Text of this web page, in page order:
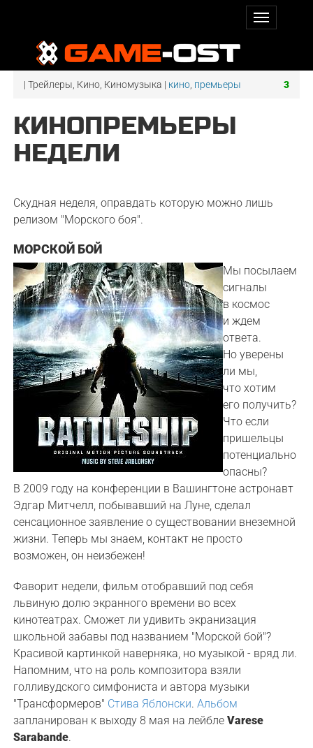
3
| Трейлеры, Кино, Киномузыка | кино премьеры
КИНОПРЕМЬЕРЫ
НЕДЕЛИ
Скудная неделя, оправдать которую можно лишь
релизом "Морского боя".
МОРСКОЙ БОЙ
Мы посылаем
сигналы
в космос
и ждем
ответа.
Но уверены
ли мы,
что хотим
его получить?
Что если
пришельцы
потенциально
опасны?
В 2009 году на конференции в Вашингтоне астронавт
Эдгар Митчелл, побывавший на Луне, сделал
сенсационное заявление о существовании внеземной
жизни. Теперь мы знаем, контакт не просто
возможен, он неизбежен!
Фаворит недели, фильм отобравший под себя
львиную долю экранного времени во всех
кинотеатрах. Сможет ли удивить экранизация
школьной забавы под названием "Морской бой"?
Красивой картинкой наверняка, но музыкой - вряд ли.
Напомним, что на роль композитора взяли
голливудского симфониста и автора музыки
"Трансформеров" Стива Яблонски.Альбом
запланирован к выходу 8 мая на лейблеVarese
Sarabande.